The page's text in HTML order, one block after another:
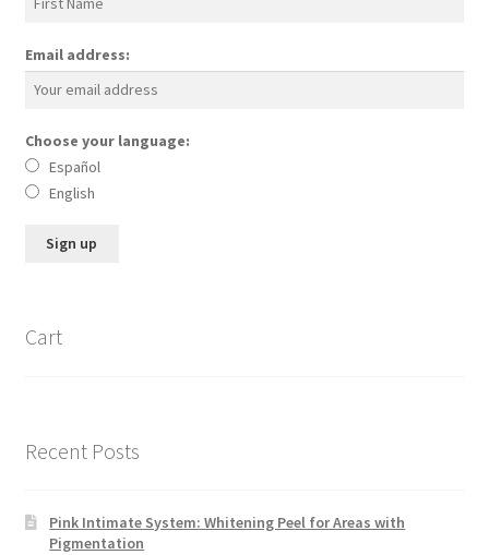
Email address:
Choose your language:
Español
English
Cart
Recent Posts
Pink Intimate System: Whitening Peel for Areas with
Pigmentation